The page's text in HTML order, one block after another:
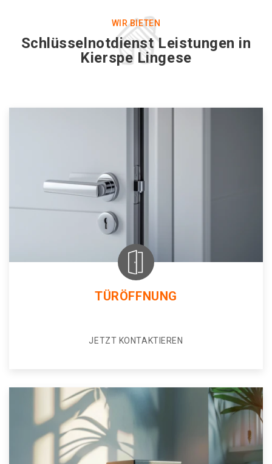
WIR BIETEN
Schlüsselnotdienst Leistungen in
Kierspe Lingese
TÜRÖFFNUNG
JETZT KONTAKTIEREN